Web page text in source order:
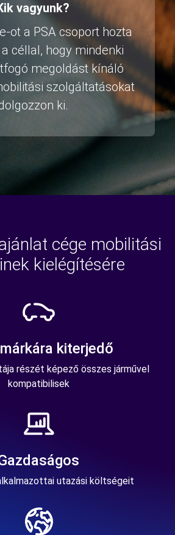
vagyunk?
ot a PSA csoport hozta
céllal, hogy mindenki
megoldást kínáló
szolgáltatásokat
ki.
cége mobilitási
kielégítésére
kiterjedő
részét képező összes járművel
kompatibilisek
utazási költségeit